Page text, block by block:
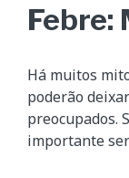
Febre:
Há muitos
poderão
preocupados.
importante